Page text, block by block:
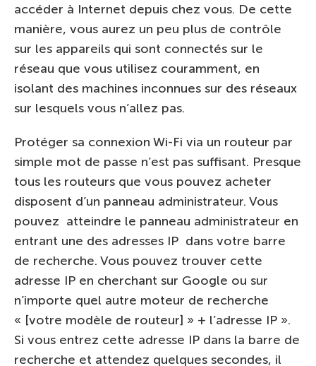
accéder à Internet depuis chez vous. De cette
manière, vous aurez un peu plus de contrôle
sur les appareils qui sont connectés sur le
réseau que vous utilisez couramment, en
isolant des machines inconnues sur des réseaux
sur lesquels vous n’allez pas.
Protéger sa connexion Wi-Fi via un routeur par
simple mot de passe n’est pas suffisant. Presque
tous les routeurs que vous pouvez acheter
disposent d’un panneau administrateur. Vous
pouvez atteindre le panneau administrateur en
entrant une des adresses IP dans votre barre
de recherche. Vous pouvez trouver cette
adresse IP en cherchant sur Google ou sur
n’importe quel autre moteur de recherche
« [votre modèle de routeur] » + l’adresse IP ».
Si vous entrez cette adresse IP dans la barre de
recherche et attendez quelques secondes, il